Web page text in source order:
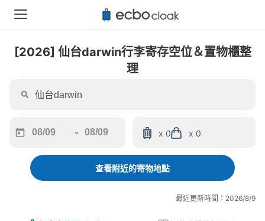
[2026] 仙台darwin行李寄存空位＆置物櫃整
理
forward
interact
-
backward
interact
x 0 x 0
查看附近的寄物地點
最近更新時間：2026/8/9